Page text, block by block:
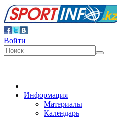
Войти
Информация
Материалы
Календарь